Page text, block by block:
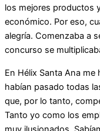
los mejores productos
económico. Por eso,
alegría. Comenzaba a
concurso se
En Hélix Santa Ana
habían pasado todas
que, por lo tanto,
Tanto yo como los